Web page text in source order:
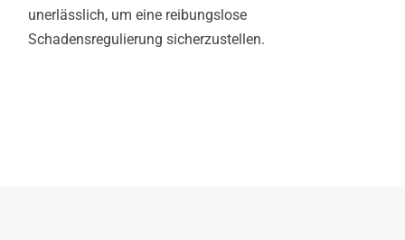
unerlässlich, um eine reibungslose
Schadensregulierung sicherzustellen.